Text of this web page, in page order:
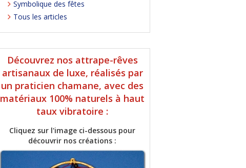
Symbolique des fêtes
Tous les articles
Découvrez nos attrape-rêves
artisanaux de luxe, réalisés par
un praticien chamane, avec des
matériaux 100% naturels à haut
taux vibratoire :
Cliquez sur l'image ci-dessous pour
découvrir nos créations :